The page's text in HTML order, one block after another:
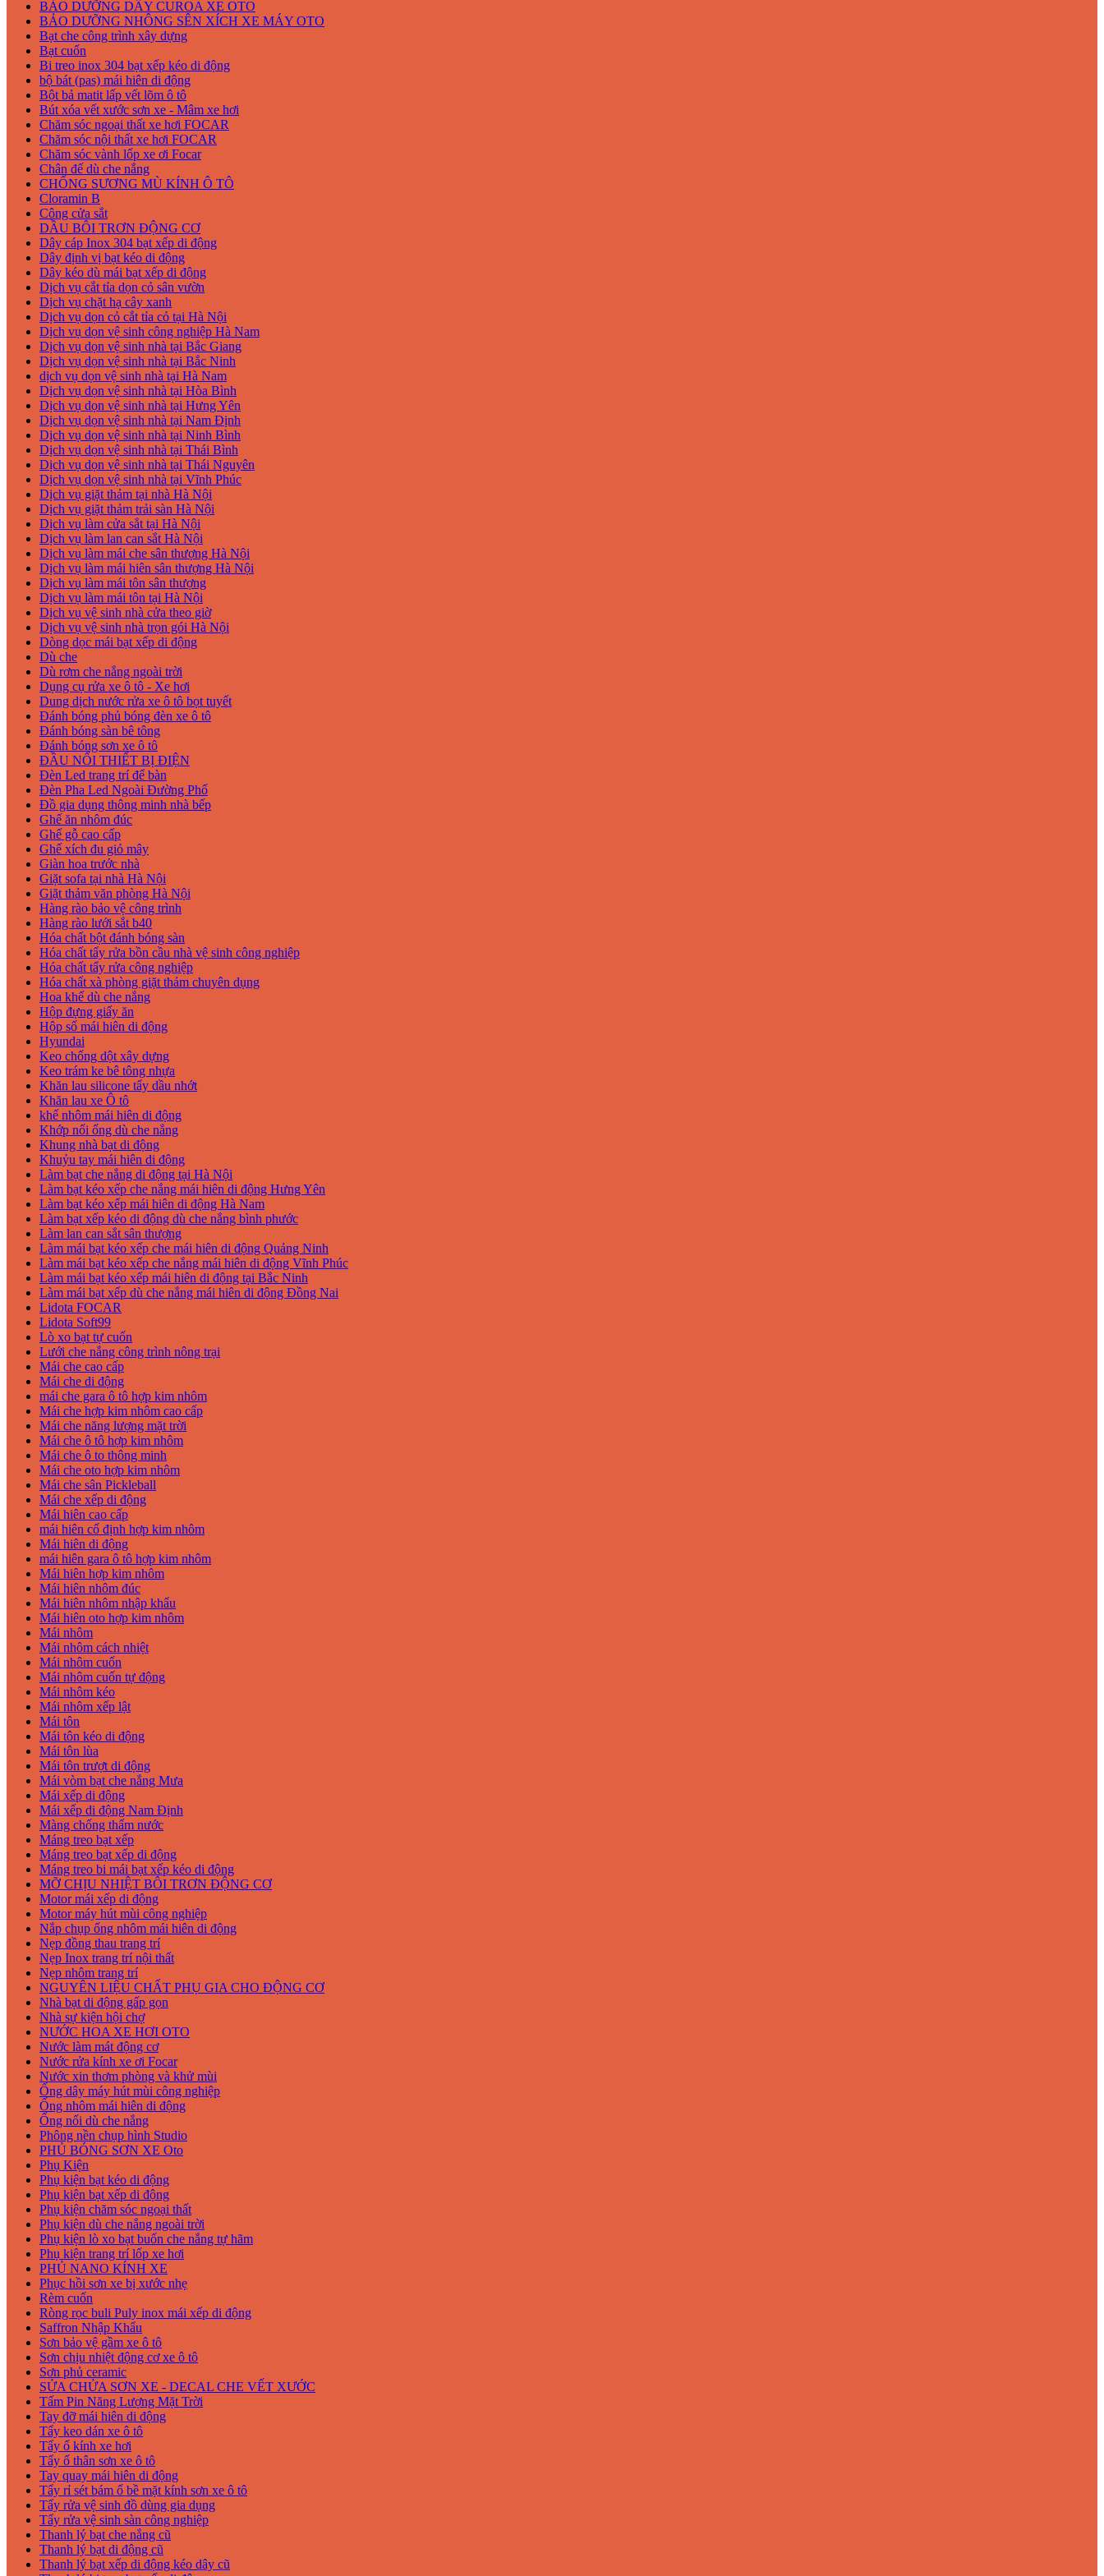
BẢO DƯỠNG DÂY CUROA XE OTO
BẢO DƯỠNG NHÔNG SÊN XÍCH XE MÁY OTO
Bạt che công trình xây dựng
Bạt cuốn
Bi treo inox 304 bạt xếp kéo di động
bộ bát (pas) mái hiên di động
Bột bả matit lấp vết lõm ô tô
Bút xóa vết xước sơn xe - Mâm xe hơi
Chăm sóc ngoại thất xe hơi FOCAR
Chăm sóc nội thất xe hơi FOCAR
Chăm sóc vành lốp xe ơi Focar
Chân đế dù che nắng
CHỐNG SƯƠNG MÙ KÍNH Ô TÔ
Cloramin B
Công cửa sắt
DẦU BÔI TRƠN ĐỘNG CƠ
Dây cáp Inox 304 bạt xếp di động
Dây định vị bạt kéo di động
Dây kéo dù mái bạt xếp di động
Dịch vụ cắt tỉa dọn cỏ sân vườn
Dịch vụ chặt hạ cây xanh
Dịch vụ dọn cỏ cắt tỉa cỏ tại Hà Nội
Dịch vụ dọn vệ sinh công nghiệp Hà Nam
Dịch vụ dọn vệ sinh nhà tại Bắc Giang
Dịch vụ dọn vệ sinh nhà tại Bắc Ninh
dịch vụ dọn vệ sinh nhà tại Hà Nam
Dịch vụ dọn vệ sinh nhà tại Hòa Bình
Dịch vụ dọn vệ sinh nhà tại Hưng Yên
Dịch vụ dọn vệ sinh nhà tại Nam Định
Dịch vụ dọn vệ sinh nhà tại Ninh Bình
Dịch vụ dọn vệ sinh nhà tại Thái Bình
Dịch vụ dọn vệ sinh nhà tại Thái Nguyên
Dịch vụ dọn vệ sinh nhà tại Vĩnh Phúc
Dịch vụ giặt thảm tại nhà Hà Nội
Dịch vụ giặt thảm trải sàn Hà Nội
Dịch vụ làm cửa sắt tại Hà Nội
Dịch vụ làm lan can sắt Hà Nội
Dịch vụ làm mái che sân thượng Hà Nội
Dịch vụ làm mái hiên sân thượng Hà Nội
Dịch vụ làm mái tôn sân thượng
Dịch vụ làm mái tôn tại Hà Nội
Dịch vụ vệ sinh nhà cửa theo giờ
Dịch vụ vệ sinh nhà trọn gói Hà Nội
Dòng dọc mái bạt xếp di động
Dù che
Dù rơm che nắng ngoài trời
Dụng cụ rửa xe ô tô - Xe hơi
Dung dịch nước rửa xe ô tô bọt tuyết
Đánh bóng phủ bóng đèn xe ô tô
Đánh bóng sàn bê tông
Đánh bóng sơn xe ô tô
ĐẦU NỐI THIẾT BỊ ĐIỆN
Đèn Led trang trí để bàn
Đèn Pha Led Ngoài Đường Phố
Đồ gia dụng thông minh nhà bếp
Ghế ăn nhôm đúc
Ghế gỗ cao cấp
Ghế xích đu giỏ mây
Giàn hoa trước nhà
Giặt sofa tại nhà Hà Nội
Giặt thảm văn phòng Hà Nội
Hàng rào bảo vệ công trình
Hàng rào lưới sắt b40
Hóa chất bột đánh bóng sàn
Hóa chất tẩy rửa bồn cầu nhà vệ sinh công nghiệp
Hóa chất tẩy rửa công nghiệp
Hóa chất xà phòng giặt thảm chuyên dụng
Hoa khế dù che nắng
Hộp đựng giấy ăn
Hộp số mái hiên di động
Hyundai
Keo chống dột xây dựng
Keo trám ke bê tông nhựa
Khăn lau silicone tẩy dầu nhớt
Khăn lau xe Ô tô
khế nhôm mái hiên di động
Khớp nối ống dù che nắng
Khung nhà bạt di động
Khuỷu tay mái hiên di động
Làm bạt che nắng di động tại Hà Nội
Làm bạt kéo xếp che nắng mái hiên di động Hưng Yên
Làm bạt kéo xếp mái hiên di động Hà Nam
Làm bạt xếp kéo di động dù che nắng bình phước
Làm lan can sắt sân thượng
Làm mái bạt kéo xếp che mái hiên di động Quảng Ninh
Làm mái bạt kéo xếp che nắng mái hiên di động Vĩnh Phúc
Làm mái bạt kéo xếp mái hiên di động tại Bắc Ninh
Làm mái bạt xếp dù che nắng mái hiên di động Đồng Nai
Lidota FOCAR
Lidota Soft99
Lò xo bạt tự cuốn
Lưới che nắng công trình nông trại
Mái che cao cấp
Mái che di động
mái che gara ô tô hợp kim nhôm
Mái che hợp kim nhôm cao cấp
Mái che năng lượng mặt trời
Mái che ô tô hợp kim nhôm
Mái che ô to thông minh
Mái che oto hợp kim nhôm
Mái che sân Pickleball
Mái che xếp di động
Mái hiên cao cấp
mái hiên cố định hợp kim nhôm
Mái hiên di động
mái hiên gara ô tô hợp kim nhôm
Mái hiên hợp kim nhôm
Mái hiên nhôm đúc
Mái hiên nhôm nhập khẩu
Mái hiên oto hợp kim nhôm
Mái nhôm
Mái nhôm cách nhiệt
Mái nhôm cuốn
Mái nhôm cuốn tự động
Mái nhôm kéo
Mái nhôm xếp lật
Mái tôn
Mái tôn kéo di động
Mái tôn lùa
Mái tôn trượt di động
Mái vòm bạt che nắng Mưa
Mái xếp di động
Mái xếp di động Nam Định
Màng chống thấm nước
Máng treo bạt xếp
Máng treo bạt xếp di động
Máng treo bi mái bạt xếp kéo di động
MỠ CHỊU NHIỆT BÔI TRƠN ĐỘNG CƠ
Motor mái xếp di động
Motor máy hút mùi công nghiệp
Nắp chụp ống nhôm mái hiên di động
Nẹp đồng thau trang trí
Nẹp Inox trang trí nội thất
Nẹp nhôm trang trí
NGUYÊN LIỆU CHẤT PHỤ GIA CHO ĐỘNG CƠ
Nhà bạt di động gấp gọn
Nhà sự kiện hội chợ
NƯỚC HOA XE HƠI OTO
Nước làm mát động cơ
Nước rửa kính xe ơi Focar
Nước xin thơm phòng và khử mùi
Ống dây máy hút mùi công nghiệp
Ống nhôm mái hiên di động
Ống nối dù che nắng
Phông nền chụp hình Studio
PHỦ BÓNG SƠN XE Oto
Phụ Kiện
Phụ kiện bạt kéo di động
Phụ kiện bạt xếp di động
Phụ kiện chăm sóc ngoại thất
Phụ kiện dù che nắng ngoài trời
Phụ kiện lò xo bạt buốn che nắng tự hãm
Phụ kiện trang trí lốp xe hơi
PHỦ NANO KÍNH XE
Phục hồi sơn xe bị xước nhẹ
Rèm cuốn
Ròng rọc buli Puly inox mái xếp di động
Saffron Nhập Khẩu
Sơn bảo vệ gầm xe ô tô
Sơn chịu nhiệt động cơ xe ô tô
Sơn phủ ceramic
SỬA CHỬA SƠN XE - DECAL CHE VẾT XƯỚC
Tấm Pin Năng Lượng Mặt Trời
Tay đỡ mái hiên di động
Tẩy keo dán xe ô tô
Tẩy ố kính xe hơi
Tẩy ố thân sơn xe ô tô
Tay quay mái hiên di động
Tẩy rỉ sét bám ố bề mặt kính sơn xe ô tô
Tẩy rửa vệ sinh đồ dùng gia dụng
Tẩy rửa vệ sinh sàn công nghiệp
Thanh lý bạt che nắng cũ
Thanh lý bạt di động cũ
Thanh lý bạt xếp di động kéo dây cũ